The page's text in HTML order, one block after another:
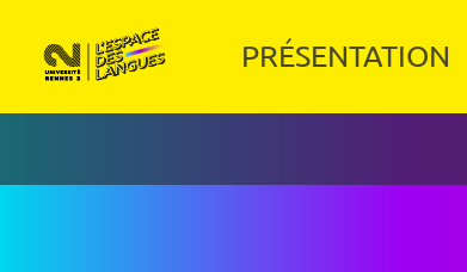
contenu
Navigation
PRÉSENTATION